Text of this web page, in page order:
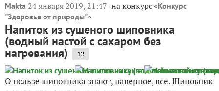
Makta 24 января 2019, 21:47 на конкурс «Конкурс
"Здоровье от природы"»
Напиток из сушеного шиповника
(водный настой с сахаром без
нагревания) 12
О пользе шиповника знают, наверное, все. Шиповник